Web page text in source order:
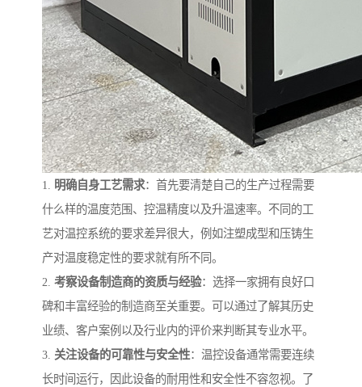
1. 明确自身工艺需求：首先要清楚自己的生产过程需要
什么样的温度范围、控温精度以及升温速率。不同的工
艺对温控系统的要求差异很大，例如注塑成型和压铸生
产对温度稳定性的要求就有所不同。
2. 考察设备制造商的资质与经验：选择一家拥有良好口
碑和丰富经验的制造商至关重要。可以通过了解其历史
业绩、客户案例以及行业内的评价来判断其专业水平。
3. 关注设备的可靠性与安全性：温控设备通常需要连续
长时间运行，因此设备的耐用性和安全性不容忽视。了